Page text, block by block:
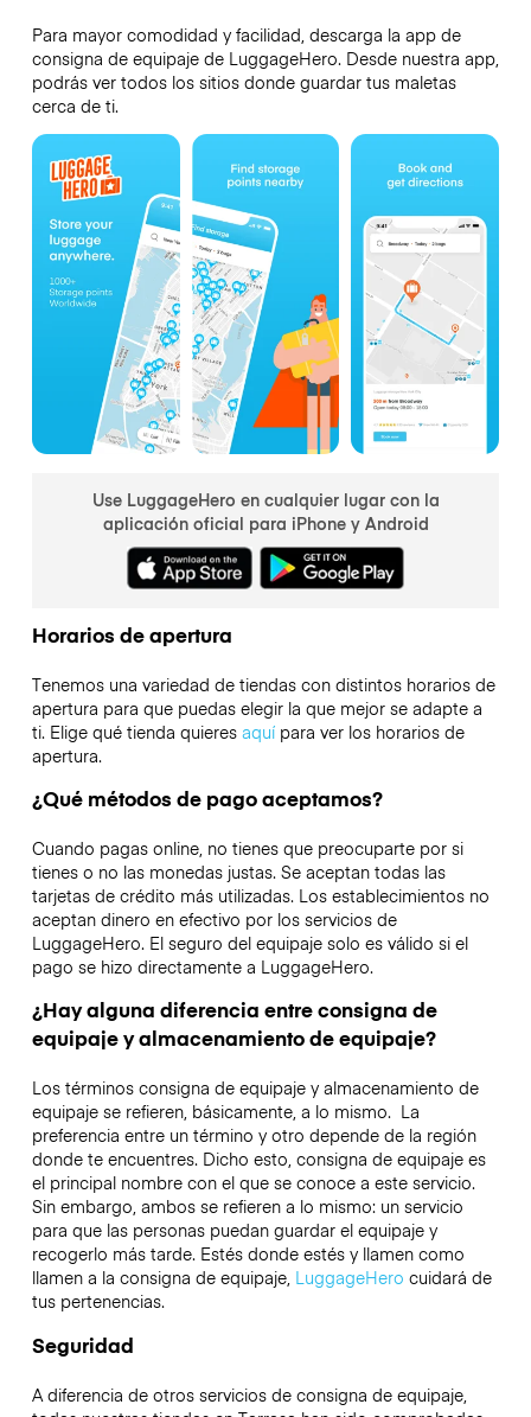
Para mayor comodidad y facilidad, descarga la app de
consigna de equipaje de LuggageHero. Desde nuestra app,
podrás ver todos los sitios donde guardar tus maletas
cerca de ti.
Use LuggageHero en cualquier lugar con la
aplicación oficial para iPhone y Android
Horarios de apertura
Tenemos una variedad de tiendas con distintos horarios de
apertura para que puedas elegir la que mejor se adapte a
ti. Elige qué tienda quieres aquípara ver los horarios de
apertura.
¿Qué métodos de pago aceptamos?
Cuando pagas online, no tienes que preocuparte por si
tienes o no las monedas justas. Se aceptan todas las
tarjetas de crédito más utilizadas. Los establecimientos no
aceptan dinero en efectivo por los servicios de
LuggageHero. El seguro del equipaje solo es válido si el
pago se hizo directamente a LuggageHero.
¿Hay alguna diferencia entre consigna de
equipaje y almacenamiento de equipaje?
Los términos consigna de equipaje y almacenamiento de
equipaje se refieren, básicamente, a lo mismo. La
preferencia entre un término y otro depende de la región
donde te encuentres. Dicho esto, consigna de equipaje es
el principal nombre con el que se conoce a este servicio.
Sin embargo, ambos se refieren a lo mismo: un servicio
para que las personas puedan guardar el equipaje y
recogerlo más tarde. Estés donde estés y llamen como
llamen a la consigna de equipaje,LuggageHero cuidará de
tus pertenencias.
Seguridad
A diferencia de otros servicios de consigna de equipaje,